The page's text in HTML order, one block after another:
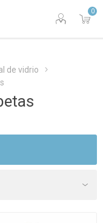
0
de vidrio